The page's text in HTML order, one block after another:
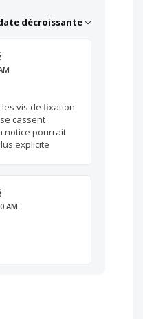
décroissante
vis de fixation
cassent
notice pourrait
explicite
AM